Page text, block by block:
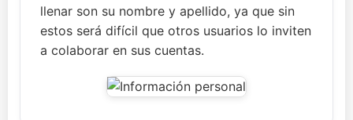
llenar son su nombre y apellido, ya que sin
estos será difícil que otros usuarios lo inviten
a colaborar en sus cuentas.